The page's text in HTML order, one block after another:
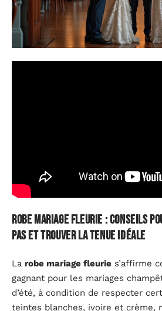
Robe mariage fleurie : conseils
pas et trouver la tenue idéale
La robe mariage fleurie s’affirme
gagnant pour les mariages
d’été, à condition de respecter
teintes blanches, ivoire et crème,